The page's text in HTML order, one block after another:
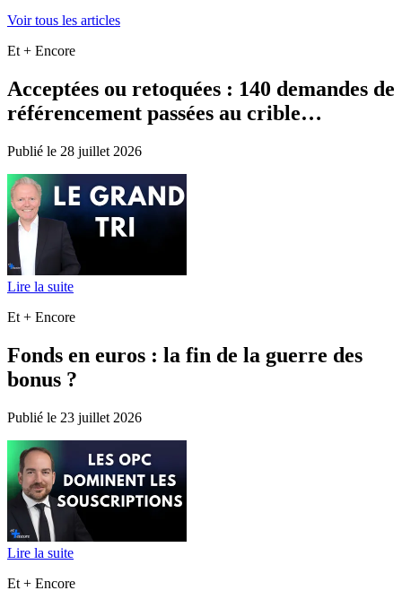
Voir tous les articles
Et + Encore
Acceptées ou retoquées : 140 demandes de
référencement passées au crible…
Publié le 28 juillet 2026
Lire la suite
Et + Encore
Fonds en euros : la fin de la guerre des
bonus ?
Publié le 23 juillet 2026
Lire la suite
Et + Encore